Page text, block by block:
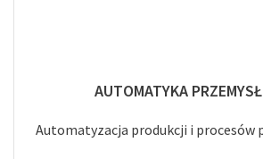
AUTOMATYKA
Automatyzacja produkcji i procesów